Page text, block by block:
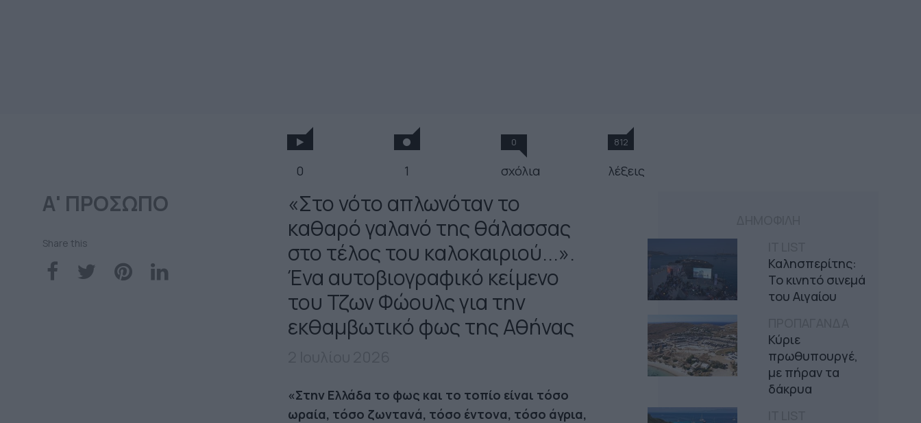
0 1
0
σχόλια
812
λέξεις
Α' ΠΡΟΣΩΠΟ
Share this
Καλησπερίτης:
Το κινητό σινεμά
του Αιγαίου
Κύριε
πρωθυπουργέ,
με πήραν τα
δάκρυα
«Στο νότο απλωνόταν το
καθαρό γαλανό της θάλασσας
στο τέλος του καλοκαιριού...».
Ένα αυτοβιογραφικό κείμενο
του Τζων Φώουλς για την
εκθαμβωτικό φως της Αθήνας
«Στην Ελλάδα το φως και το τοπίο είναι τόσο
ωραία, τόσο ζωντανά, τόσο έντονα, τόσο άγρια,